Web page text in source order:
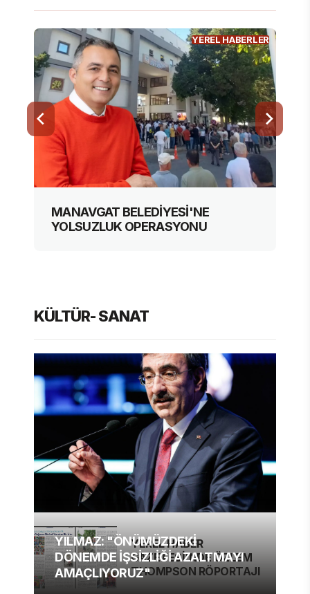
YEREL HABERLER
MANAVGAT BELEDİYESİ'NE
YOLSUZLUK OPERASYONU
KÜLTÜR- SANAT
YILMAZ: "ÖNÜMÜZDEKİ
DÖNEMDE İŞSİZLİĞİ AZALTMAYI
AMAÇLIYORUZ"
YEREL HABER
GAZETESİ'NDE ÖZLEM
THOMPSON RÖPORTAJI